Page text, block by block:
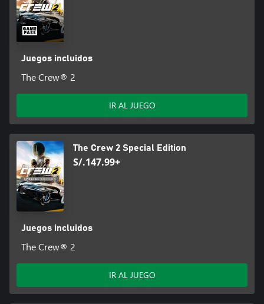
Juegos incluidos
The Crew® 2
IR AL JUEGO
The Crew 2 Special Edition
S/.147.99+
Juegos incluidos
The Crew® 2
IR AL JUEGO